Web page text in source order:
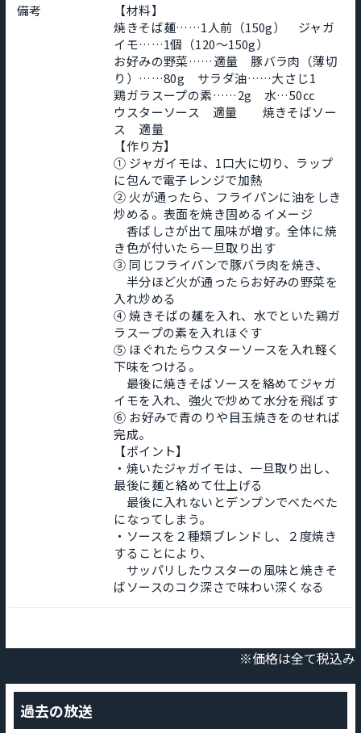
備考
【材料】
焼きそば麺……1人前（150g） ジャガ
イモ……1個（120〜150g）
お好みの野菜……適量 豚バラ肉（薄切
り）……80g サラダ油……大さじ1
鶏ガラスープの素……2g 水…50㏄
ウスターソース 適量 焼きそばソー
ス 適量
【作り方】
① ジャガイモは、1口大に切り、ラップ
に包んで電子レンジで加熱
② 火が通ったら、フライパンに油をしき
炒める。表面を焼き固めるイメージ
香ばしさが出て風味が増す。全体に焼
き色が付いたら一旦取り出す
③ 同じフライパンで豚バラ肉を焼き、
半分ほど火が通ったらお好みの野菜を
入れ炒める
④ 焼きそばの麺を入れ、水でといた鶏ガ
ラスープの素を入れほぐす
⑤ ほぐれたらウスターソースを入れ軽く
下味をつける。
最後に焼きそばソースを絡めてジャガ
イモを入れ、強火で炒めて水分を飛ばす
⑥ お好みで青のりや目玉焼きをのせれば
完成。
【ポイント】
・焼いたジャガイモは、一旦取り出し、
最後に麺と絡めて仕上げる
最後に入れないとデンプンでべたべた
になってしまう。
・ソースを２種類ブレンドし、２度焼き
することにより、
サッパリしたウスターの風味と焼きそ
ばソースのコク深さで味わい深くなる
※価格は全て税込み
過去の放送